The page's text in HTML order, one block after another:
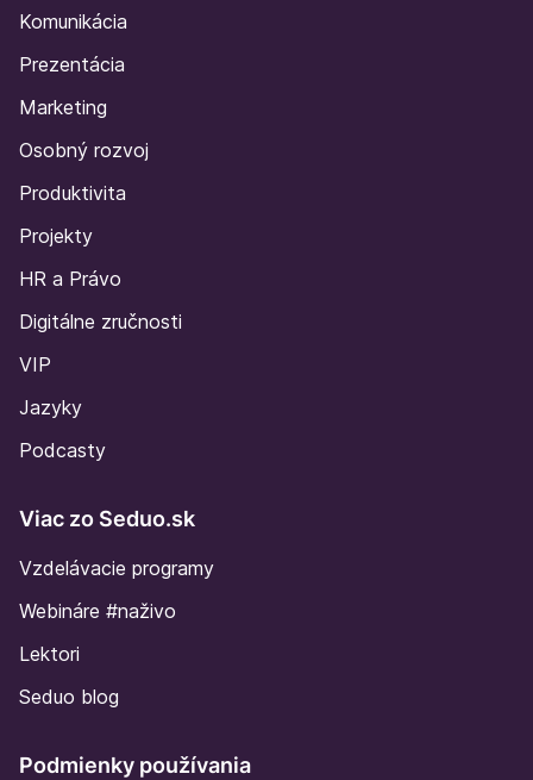
Komunikácia
Prezentácia
Marketing
Osobný rozvoj
Produktivita
Projekty
HR a Právo
Digitálne zručnosti
VIP
Jazyky
Podcasty
Viac zo Seduo.sk
Vzdelávacie programy
Webináre #naživo
Lektori
Seduo blog
Podmienky používania